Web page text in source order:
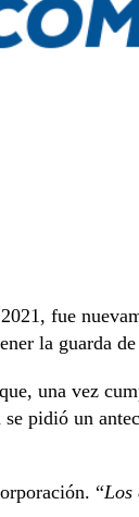
fue
la guarda
una vez
pidió un
“Los